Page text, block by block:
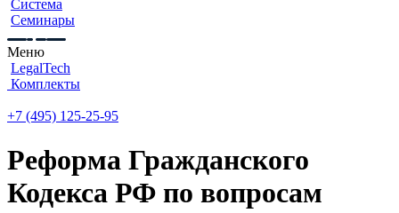
Система
Семинары
Меню
LegalTech
Комплекты
+7 (495) 125-25-95
Реформа Гражданского
Кодекса РФ по вопросам